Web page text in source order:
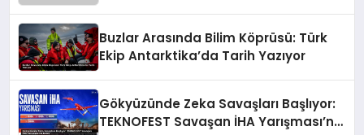
Buzlar Arasında Bilim Köprüsü: Türk
Ekip Antarktika’da Tarih Yazıyor
Gökyüzünde Zeka Savaşları Başlıyor:
TEKNOFEST Savaşan İHA Yarışması’na